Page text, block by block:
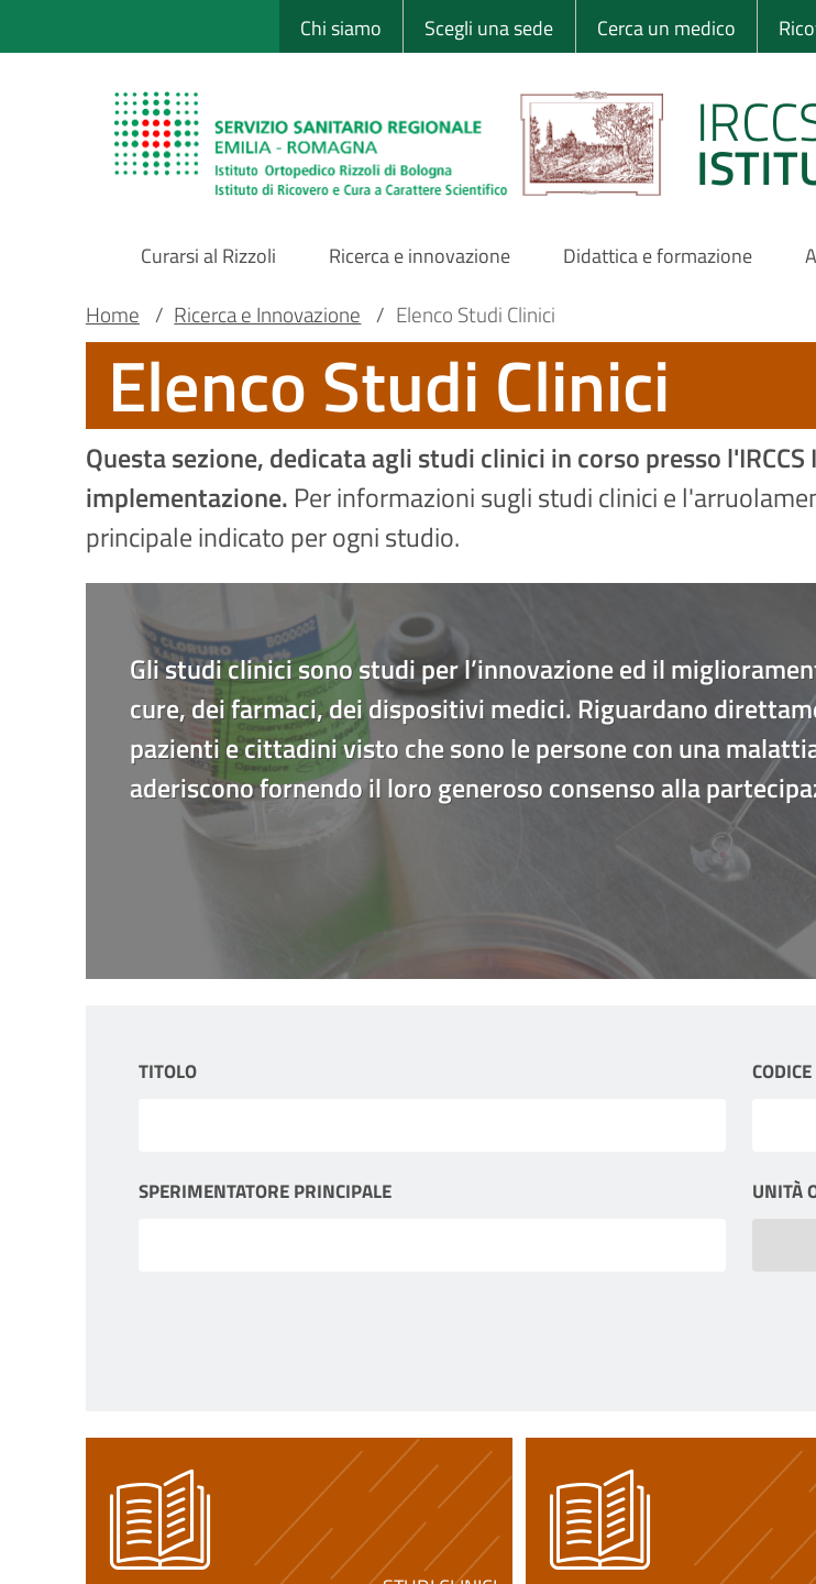
al
Sito Web Istituto
Chi siamo Scegli una sede Cerca un medico
Main
Navigation
Curarsi al Rizzoli Ricerca e innovazione Didattica e formazione
Main container
Briciole
pane
Home / Ricerca e Innovazione / Elenco Studi Clinici
Elenco Studi Clinici
Questa sezione, dedicata agli studi clinici in corso presso
implementazione. Per informazioni sugli studi clinici e
principale indicato per ogni studio.
Gli studi clinici sono studi per l’innovazione ed il
cure, dei farmaci, dei dispositivi medici. Riguardano
pazienti e cittadini visto che sono le persone con una
aderiscono fornendo il loro generoso consenso alla
TITOLO CODICE
SPERIMENTATORE PRINCIPALE UNITÀ